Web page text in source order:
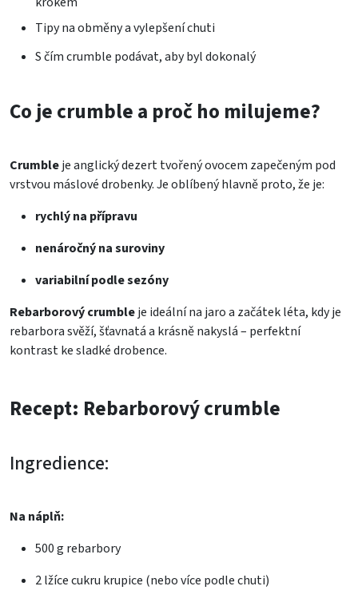
Tipy na obměny a vylepšení chuti
S čím crumble podávat, aby byl dokonalý
Co je crumble a proč ho milujeme?
Crumbleje anglický dezert tvořený ovocem zapečeným pod
vrstvou máslové drobenky. Je oblíbený hlavně proto, že je:
rychlý na přípravu
nenáročný na suroviny
variabilní podle sezóny
Rebarborový crumbleje ideální na jaro a začátek léta, kdy je
rebarbora svěží, šťavnatá a krásně nakyslá – perfektní
kontrast ke sladké drobence.
Recept: Rebarborový crumble
Ingredience:
Na náplň:
500 g rebarbory
2 lžícecukru krupice (nebo více podle chuti)